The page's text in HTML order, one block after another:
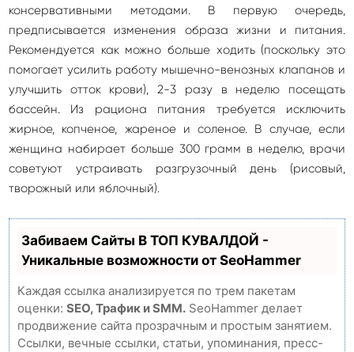
консервативными методами. В первую очередь,
предписывается изменения образа жизни и питания.
Рекомендуется как можно больше ходить (поскольку это
помогает усилить работу мышечно-венозных клапанов и
улучшить отток крови), 2-3 разу в неделю посещать
бассейн. Из рациона питания требуется исключить
жирное, копченое, жареное и соленое. В случае, если
женщина набирает больше 300 грамм в неделю, врачи
советуют устраивать разгрузочный день (рисовый,
творожный или яблочный).
Забиваем Сайты В ТОП КУВАЛДОЙ -
Уникальные возможности от SeoHammer
Каждая ссылка анализируется по трем пакетам
оценки: SEO, Трафик и SMM. SeoHammer делает
продвижение сайта прозрачным и простым занятием.
Ссылки, вечные ссылки, статьи, упоминания, пресс-